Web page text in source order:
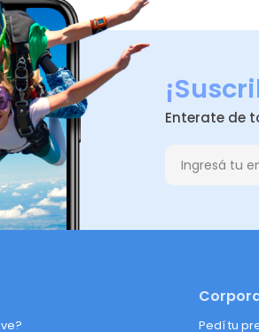
Enterate de
Pedí tu